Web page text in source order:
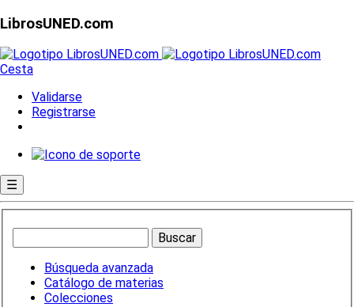
LibrosUNED.com
Cesta
Validarse
Registrarse
☰
Búsqueda avanzada
Catálogo de materias
Colecciones